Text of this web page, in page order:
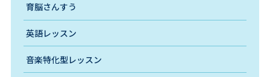
育脳さんすう
英語レッスン
音楽特化型レッスン